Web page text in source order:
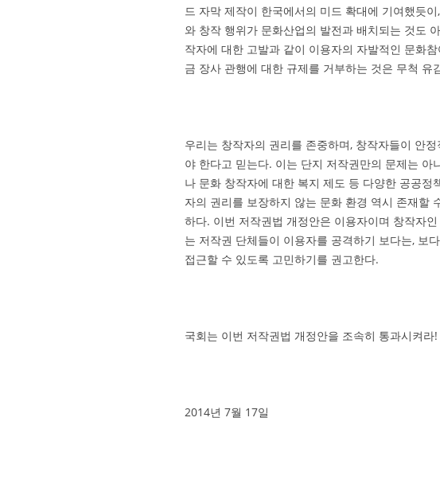
드 자막 제작이 한국에서의 미드 확대에 기여했듯
와 창작 행위가 문화산업의 발전과 배치되는 것도
작자에 대한 고발과 같이 이용자의 자발적인 문화
금 장사 관행에 대한 규제를 거부하는 것은 무척 유
우리는 창작자의 권리를 존중하며, 창작자들이 안
야 한다고 믿는다. 이는 단지 저작권만의 문제는 아
나 문화 창작자에 대한 복지 제도 등 다양한 공공정
자의 권리를 보장하지 않는 문화 환경 역시 존재할
하다. 이번 저작권법 개정안은 이용자이며 창작자
는 저작권 단체들이 이용자를 공격하기 보다는, 보
접근할 수 있도록 고민하기를 권고한다.
국회는 이번 저작권법 개정안을 조속히 통과시켜라!
2014년 7월 17일